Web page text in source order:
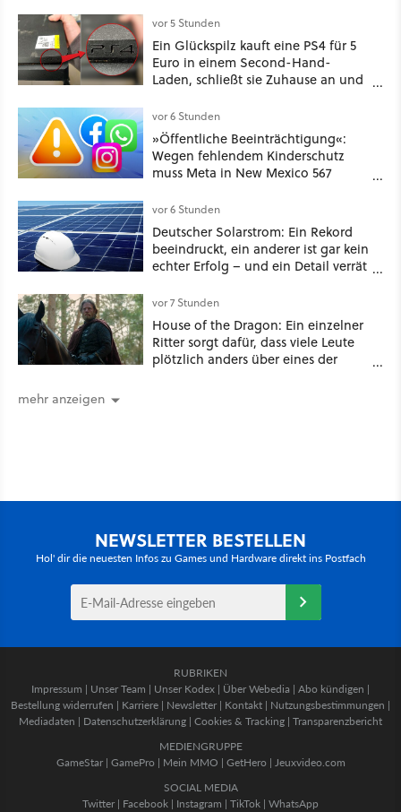
vor 5 Stunden
Ein Glückspilz kauft eine PS4 für 5
Euro in einem Second-Hand-
Laden, schließt sie Zuhause an und
funktionierende PlayStation [Best of
GameStar]
vor 6 Stunden
»Öffentliche Beeinträchtigung«:
Wegen fehlendem Kinderschutz
muss Meta in New Mexico 567
vor 6 Stunden
Deutscher Solarstrom: Ein Rekord
beeindruckt, ein anderer ist gar kein
echter Erfolg – und ein Detail verrät
jede Zahl
vor 7 Stunden
House of the Dragon: Ein einzelner
Ritter sorgt dafür, dass viele Leute
plötzlich anders über eines der
mehr anzeigen
NEWSLETTER BESTELLEN
Hol' dir die neuesten Infos zu Games und Hardware direkt ins Postfach
RUBRIKEN
Impressum | Unser Team | Unser Kodex | Über Webedia | Abo kündigen |
Bestellung widerrufen | Karriere | Newsletter | Kontakt | Nutzungsbestimmungen |
Mediadaten | Datenschutzerklärung | Cookies & Tracking | Transparenzbericht
MEDIENGRUPPE
GameStar| GamePro | Mein MMO | GetHero | Jeuxvideo.com
SOCIAL MEDIA
Twitter | Facebook | Instagram | TikTok | WhatsApp